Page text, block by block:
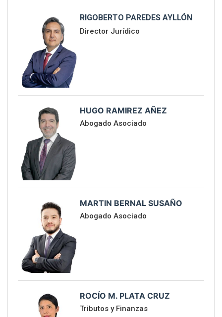
RIGOBERTO PAREDES AYLLÓN
Director Jurídico
HUGO RAMIREZ AÑEZ
Abogado Asociado
MARTIN BERNAL SUSAÑO
Abogado Asociado
ROCÍO M. PLATA CRUZ
Tributos y Finanzas